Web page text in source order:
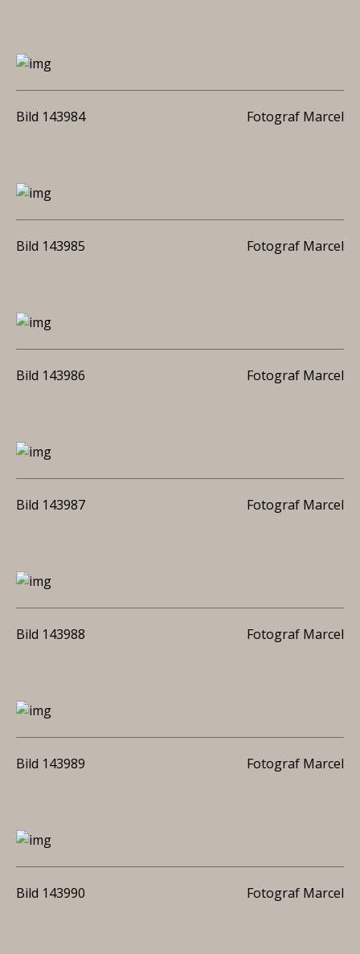
Bild 143984 Fotograf Marcel
Bild 143985 Fotograf Marcel
Bild 143986 Fotograf Marcel
Bild 143987 Fotograf Marcel
Bild 143988 Fotograf Marcel
Bild 143989 Fotograf Marcel
Bild 143990 Fotograf Marcel